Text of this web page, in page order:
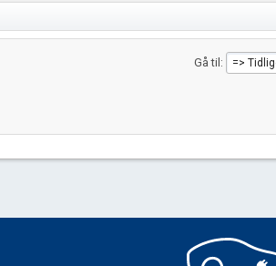
Gå til